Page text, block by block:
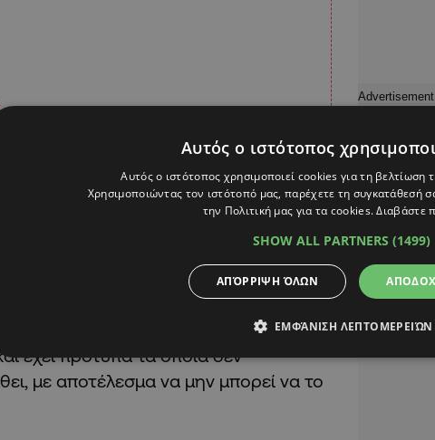
είναι η πραγματικότητα του κάθε
του ατόμου καθώς από πολύ μικρή
έχει πρότυπα τα οποία δεν
με αποτέλεσμα να μην μπορεί να το
Αυτός ο ιστότοπος
Αυτός ο ιστότοπος χρησιμοποιεί cookies για τη βελτίωση
Χρησιμοποιώντας τον ιστότοπό μας, παρέχετε τη συγκατάθεσή
την Πολιτική μας για τα cookies.Διαβάστε
SHOW ALL PARTNERS
ΑΠΌΡΡΙΨΗ ΌΛΩΝ
ΕΜΦΆΝΙΣΗ ΛΕΠΤΟΜΕΡΕΙΏΝ